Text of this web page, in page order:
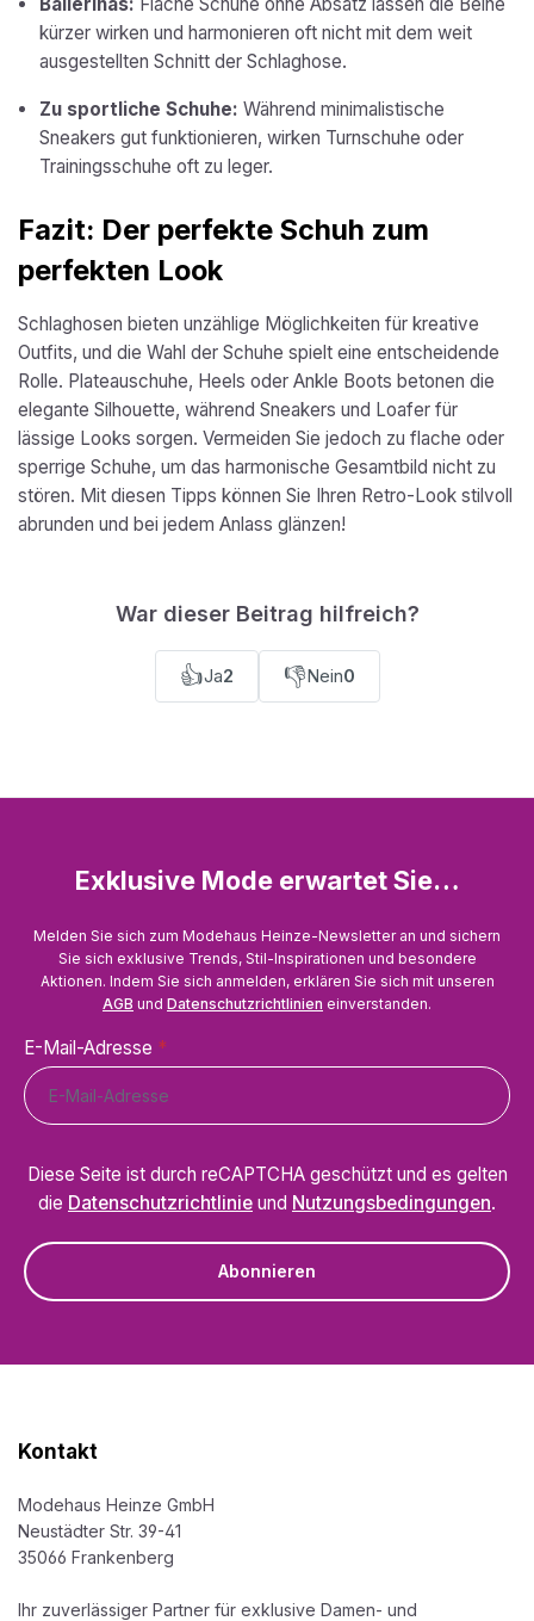
Ballerinas: Flache Schuhe ohne Absatz lassen die Beine
kürzer wirken und harmonieren oft nicht mit dem weit
ausgestellten Schnitt der Schlaghose.
Zu sportliche Schuhe: Während minimalistische
Sneakers gut funktionieren, wirken Turnschuhe oder
Trainingsschuhe oft zu leger.
Fazit: Der perfekte Schuh zum
perfekten Look
Schlaghosen bieten unzählige Möglichkeiten für kreative
Outfits, und die Wahl der Schuhe spielt eine entscheidende
Rolle. Plateauschuhe, Heels oder Ankle Boots betonen die
elegante Silhouette, während Sneakers und Loafer für
lässige Looks sorgen. Vermeiden Sie jedoch zu flache oder
sperrige Schuhe, um das harmonische Gesamtbild nicht zu
stören. Mit diesen Tipps können Sie Ihren Retro-Look stilvoll
abrunden und bei jedem Anlass glänzen!
War dieser Beitrag hilfreich?
👍Ja2 👎Nein0
Exklusive Mode erwartet Sie…
Melden Sie sich zum Modehaus Heinze-Newsletter an und sichern
Sie sich exklusive Trends, Stil-Inspirationen und besondere
Aktionen. Indem Sie sich anmelden, erklären Sie sich mit unseren
AGB und Datenschutzrichtlinien einverstanden.
E-Mail-Adresse *
Diese Seite ist durch reCAPTCHA geschützt und es gelten
die Datenschutzrichtlinie und Nutzungsbedingungen.
Abonnieren
Kontakt
Modehaus Heinze GmbH
Neustädter Str. 39-41
35066 Frankenberg
Ihr zuverlässiger Partner für exklusive Damen- und